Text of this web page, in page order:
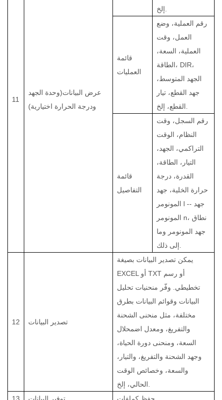
11
عرض البيانات(وحدة الجهد
ودرجة الحرارة اختيارية)
إلخ.
قائمة
العمليات
رقم العملية، وضع
العمل، وقت
العملية، السعة،
الطاقة، DIR،
الجهد المتوسط،
جهد القطع، تيار
القطع، إلخ.
قائمة
التفاصيل
رقم السجل، وقت
النظام، الوقت
التراكمي، الجهد،
التيار، الطاقة،
القدرة، درجة
حرارة الخلية، جهد
المونومر l -- جهد
المونومر n، نطاق
جهد المونومر وما
إلى ذلك.
12 تصدير البيانات
يمكن تصدير البيانات بصيغة
EXCEL أو TXT أو رسم
تخطيطي. وفّر منحنيات تحليل
البيانات وقوائم البيانات بطرق
مختلفة، مثل منحنى الشحنة
والتفريغ، ومعدل اضمحلال
السعة، ومنحنى دورة الحياة،
وجهد الشحنة والتفريغ، والتيار،
والسعة، وخصائص الوقت
الحالي، إلخ.